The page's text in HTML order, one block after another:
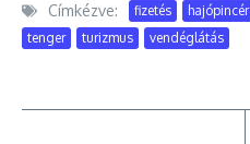
Címkézve: fizetés hajópincér
tenger
turizmus vendéglátás